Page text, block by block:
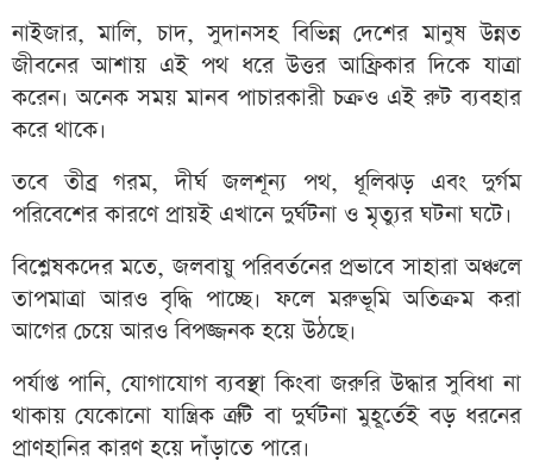
নাইজার, মালি, চাদ, সুদানসহ বিভিন্ন দেশের মানুষ উন্নত
জীবনের আশায় এই পথ ধরে উত্তর আফ্রিকার দিকে যাত্রা
করেন। অনেক সময় মানব পাচারকারী চক্রও এই রুট ব্যবহার
করে থাকে।
তবে তীব্র গরম, দীর্ঘ জলশূন্য পথ, ধূলিঝড় এবং দুর্গম
পরিবেশের কারণে প্রায়ই এখানে দুর্ঘটনা ও মৃত্যুর ঘটনা ঘটে।
বিশ্লেষকদের মতে, জলবায়ু পরিবর্তনের প্রভাবে সাহারা অঞ্চলে
তাপমাত্রা আরও বৃদ্ধি পাচ্ছে। ফলে মরুভূমি অতিক্রম করা
আগের চেয়ে আরও বিপজ্জনক হয়ে উঠছে।
পর্যাপ্ত পানি, যোগাযোগ ব্যবস্থা কিংবা জরুরি উদ্ধার সুবিধা না
থাকায় যেকোনো যান্ত্রিক ত্রুটি বা দুর্ঘটনা মুহূর্তেই বড় ধরনের
প্রাণহানির কারণ হয়ে দাঁড়াতে পারে।